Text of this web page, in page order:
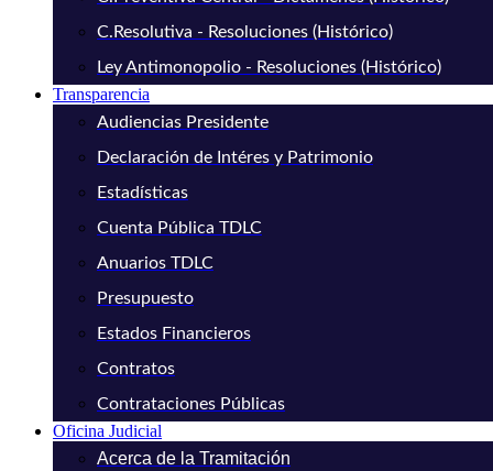
C.Resolutiva - Resoluciones (Histórico)
Ley Antimonopolio - Resoluciones (Histórico)
Transparencia
Audiencias Presidente
Declaración de Intéres y Patrimonio
Estadísticas
Cuenta Pública TDLC
Anuarios TDLC
Presupuesto
Estados Financieros
Contratos
Contrataciones Públicas
Oficina Judicial
Acerca de la Tramitación